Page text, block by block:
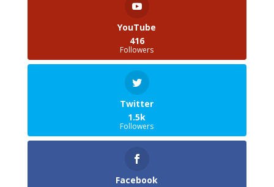
YouTube
416
Followers
Twitter
1.5k
Followers
Facebook